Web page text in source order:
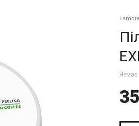
Lambre
Немає